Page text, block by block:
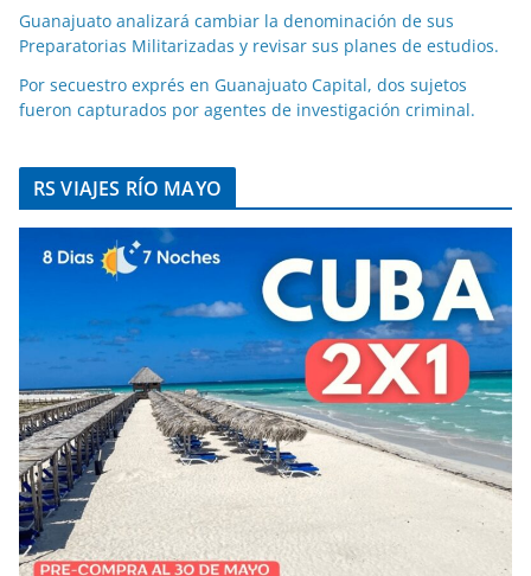
Guanajuato analizará cambiar la denominación de sus
Preparatorias Militarizadas y revisar sus planes de estudios.
Por secuestro exprés en Guanajuato Capital, dos sujetos
fueron capturados por agentes de investigación criminal.
RS VIAJES RÍO MAYO